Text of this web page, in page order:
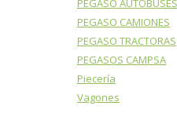
PEGASO AUTOBUSES
PEGASO CAMIONES
PEGASO TRACTORAS
PEGASOS CAMPSA
Piecería
Vagones